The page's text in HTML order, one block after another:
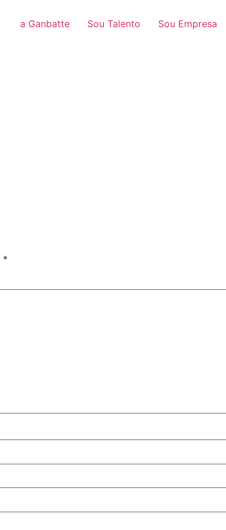
a Ganbatte Sou Talento Sou Empresa
*